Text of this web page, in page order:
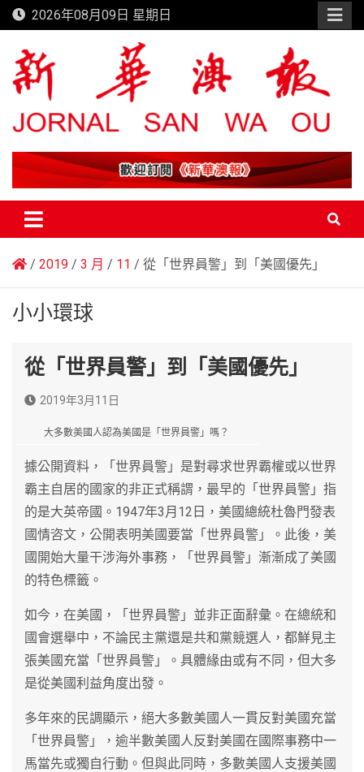
Skip
to
content
2026年08月09日 星期日
新華澳報
2019 3 月 11 從「世界員警」到「美國優先」
小小環球
從「世界員警」到「美國優先」
2019年3月11日
大多數美國人認為美國是「世界員警」嗎？
據公開資料，「世界員警」是對尋求世界霸權或以世界
霸主自居的國家的非正式稱謂，最早的「世界員警」指
的是大英帝國。1947年3月12日，美國總統杜魯門發表
國情咨文，公開表明美國要當「世界員警」。此後，美
國開始大量干涉海外事務，「世界員警」漸漸成了美國
的特色標籤。
如今，在美國，「世界員警」並非正面辭彙。在總統和
國會選舉中，不論民主黨還是共和黨競選人，都鮮見主
張美國充當「世界員警」。具體緣由或有不同，但大多
是從美國利益角度出發。
多年來的民調顯示，絕大多數美國人一貫反對美國充當
「世界員警」，逾半數美國人反對美國在國際事務中一
馬當先或獨自行動。但與此同時，多數美國人支援美國